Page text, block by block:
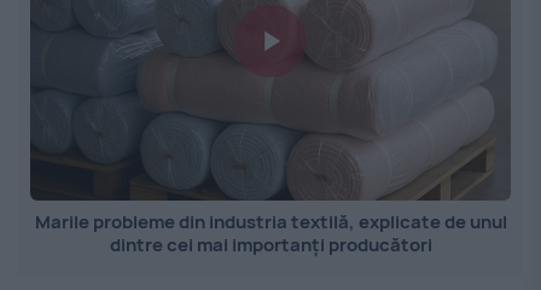
Marile probleme din industria textilă, explicate de unul
dintre cei mai importanți producători